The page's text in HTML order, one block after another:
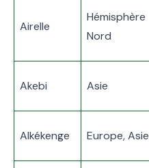
Airelle
Hémisphère
Nord
Akebi Asie
Alkékenge Europe, Asie